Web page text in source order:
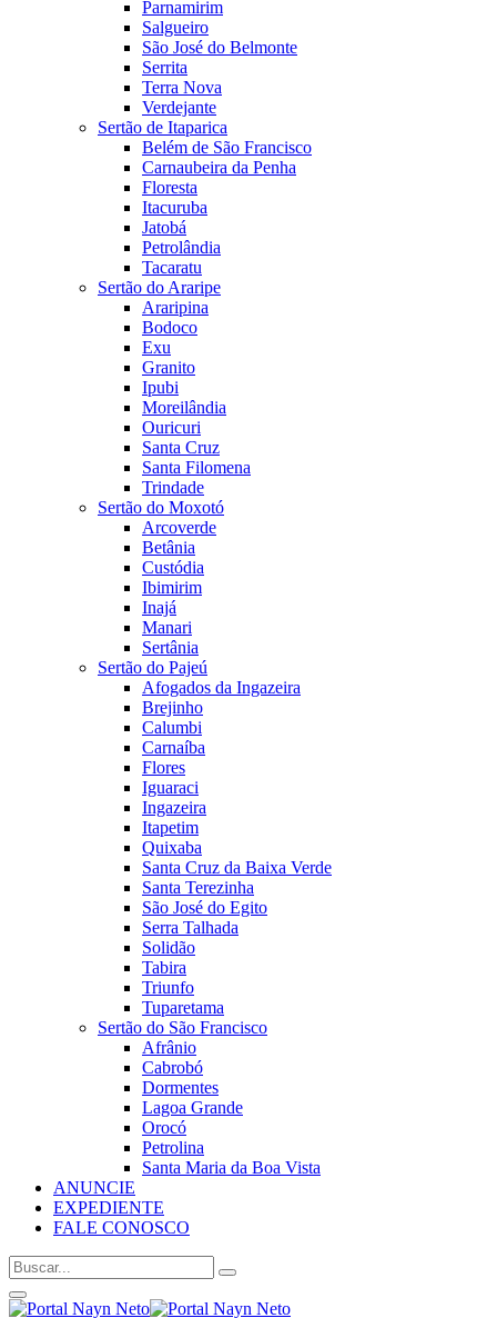
Parnamirim
Salgueiro
São José do Belmonte
Serrita
Terra Nova
Verdejante
Sertão de Itaparica
Belém de São Francisco
Carnaubeira da Penha
Floresta
Itacuruba
Jatobá
Petrolândia
Tacaratu
Sertão do Araripe
Araripina
Bodoco
Exu
Granito
Ipubi
Moreilândia
Ouricuri
Santa Cruz
Santa Filomena
Trindade
Sertão do Moxotó
Arcoverde
Betânia
Custódia
Ibimirim
Inajá
Manari
Sertânia
Sertão do Pajeú
Afogados da Ingazeira
Brejinho
Calumbi
Carnaíba
Flores
Iguaraci
Ingazeira
Itapetim
Quixaba
Santa Cruz da Baixa Verde
Santa Terezinha
São José do Egito
Serra Talhada
Solidão
Tabira
Triunfo
Tuparetama
Sertão do São Francisco
Afrânio
Cabrobó
Dormentes
Lagoa Grande
Orocó
Petrolina
Santa Maria da Boa Vista
ANUNCIE
EXPEDIENTE
FALE CONOSCO